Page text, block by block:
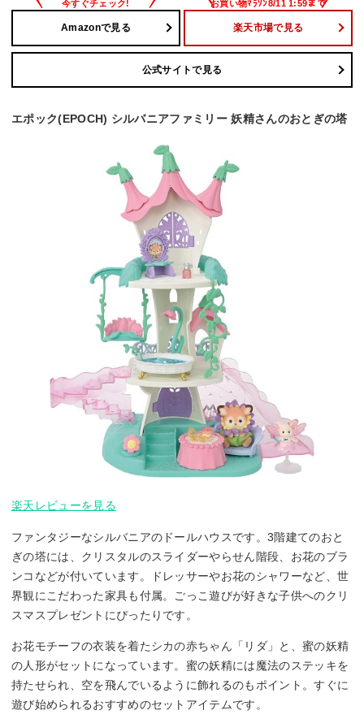
Amazonで見る 楽天市場で見る
公式サイトで見る
エポック(EPOCH) シルバニアファミリー 妖精さんのおとぎの塔
楽天レビューを見る
ファンタジーなシルバニアのドールハウスです。3階建てのおと
ぎの塔には、クリスタルのスライダーやらせん階段、お花のブラ
ンコなどが付いています。ドレッサーやお花のシャワーなど、世
界観にこだわった家具も付属。ごっこ遊びが好きな子供へのクリ
スマスプレゼントにぴったりです。
お花モチーフの衣装を着たシカの赤ちゃん「リダ」と、蜜の妖精
の人形がセットになっています。蜜の妖精には魔法のステッキを
持たせられ、空を飛んでいるように飾れるのもポイント。すぐに
遊び始められるおすすめのセットアイテムです。